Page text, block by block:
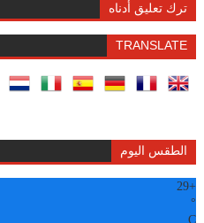
ترك تعليق أدناه
TRANSLATE
الطقس اليوم
+
29
°
C